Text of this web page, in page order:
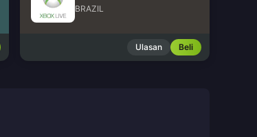
BRAZIL
Ulasan Beli